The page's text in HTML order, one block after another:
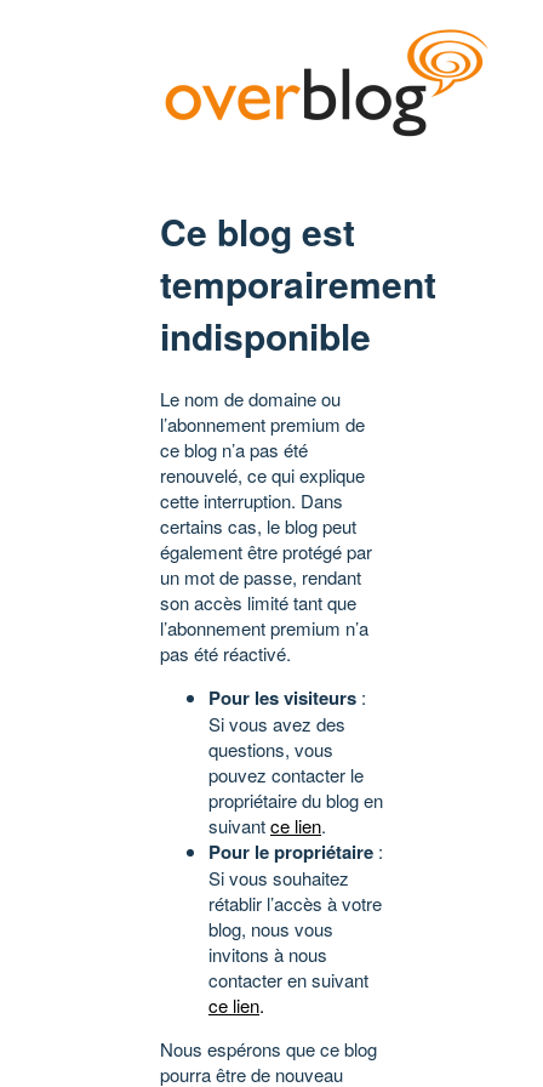
Ce blog est
temporairement
indisponible
Le nom de domaine ou
l’abonnement premium de
ce blog n’a pas été
renouvelé, ce qui explique
cette interruption. Dans
certains cas, le blog peut
également être protégé par
un mot de passe, rendant
son accès limité tant que
l’abonnement premium n’a
pas été réactivé.
Pour les visiteurs :
Si vous avez des
questions, vous
pouvez contacter le
propriétaire du blog en
suivantce lien.
Pour le propriétaire :
Si vous souhaitez
rétablir l’accès à votre
blog, nous vous
invitons à nous
contacter en suivant
ce lien.
Nous espérons que ce blog
pourra être de nouveau